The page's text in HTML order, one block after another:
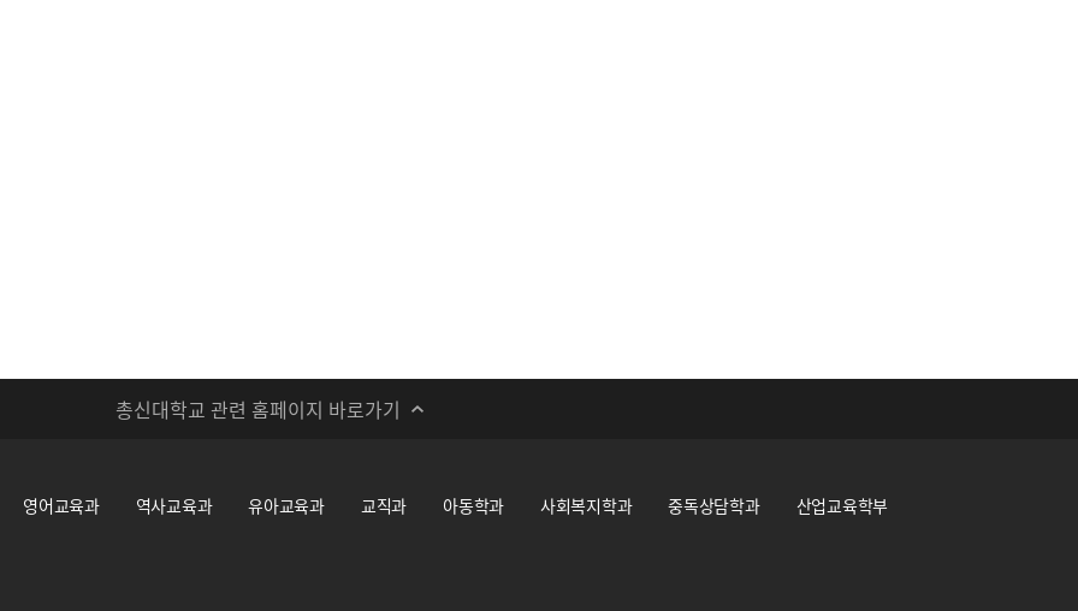
총신대학교 관련 홈페이지 바로가기
영어교육과 역사교육과 유아교육과 교직과 아동학과 사회복지학과 중독상담학과 산업교육학부